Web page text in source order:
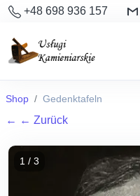
+48 698 936 157
Shop Gedenktafeln
← ← Zurück
1 / 3